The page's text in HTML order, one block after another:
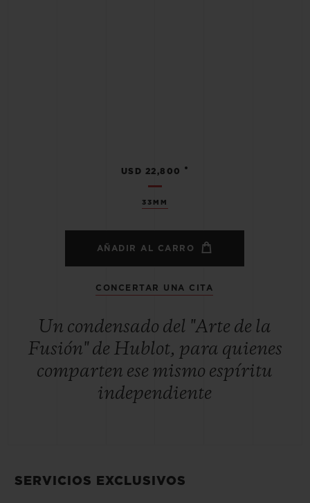
33MM
USD 22,800 •
AÑADIR AL CARRO
CONCERTAR UNA CITA
Un condensado del "Arte de la
Fusión" de Hublot, para quienes
comparten ese mismo espíritu
independiente
SERVICIOS EXCLUSIVOS